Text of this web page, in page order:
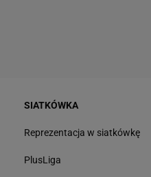
SIATKÓWKA
Reprezentacja w siatkówkę
PlusLiga